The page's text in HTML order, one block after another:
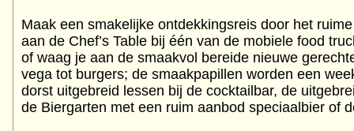
Maak een smakelijke ontdekkingsreis door het
aan de Chef’s Table bij één van de mobiele food
of waag je aan de smaakvol bereide nieuwe
vega tot burgers; de smaakpapillen worden een
dorst uitgebreid lessen bij de cocktailbar, de
de Biergarten met een ruim aanbod speciaalbier of